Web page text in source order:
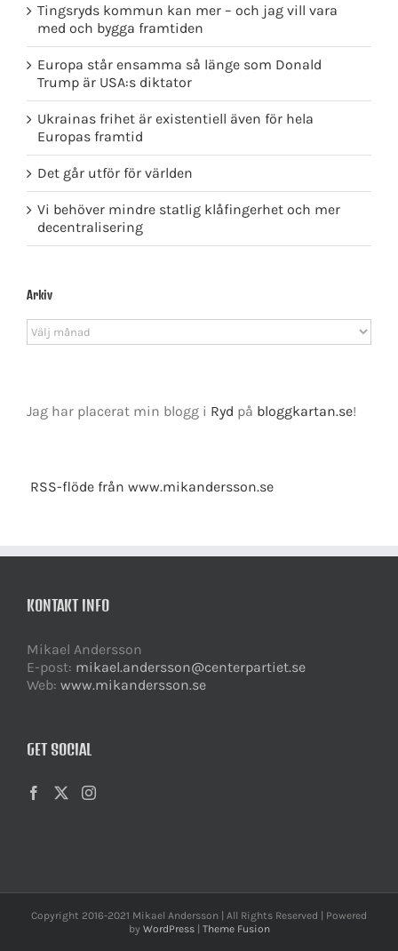
Tingsryds kommun kan mer – och jag vill vara
med och bygga framtiden
Europa står ensamma så länge som Donald
Trump är USA:s diktator
Ukrainas frihet är existentiell även för hela
Europas framtid
Det går utför för världen
Vi behöver mindre statlig klåfingerhet och mer
decentralisering
Arkiv
Arkiv
Jag har placerat min blogg i Ryd på bloggkartan.se!
RSS-flöde från www.mikandersson.se
KONTAKT INFO
Mikael Andersson
E-post: mikael.andersson@centerpartiet.se
Web: www.mikandersson.se
GET SOCIAL
Copyright 2016-2021 Mikael Andersson | All Rights Reserved | Powered
by WordPress| Theme Fusion